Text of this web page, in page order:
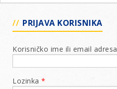
PRIJAVA KORISNIKA
Korisničko ime ili email adresa
Lozinka *